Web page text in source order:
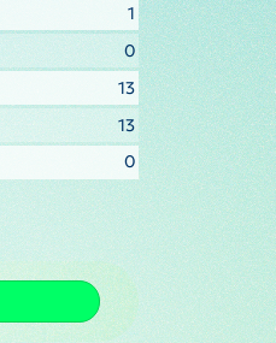
1
0
13
13
0